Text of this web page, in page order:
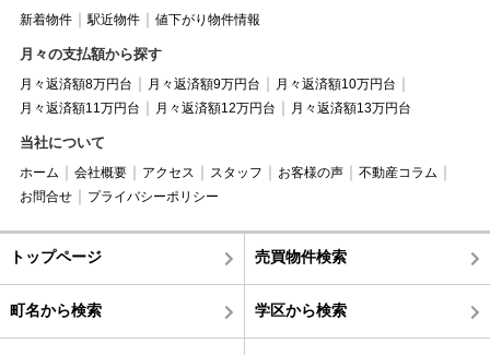
新着物件 駅近物件 値下がり物件情報
月々の支払額から探す
月々返済額8万円台 月々返済額9万円台
月々返済額10万円台
月々返済額11万円台
月々返済額12万円台 月々返済額13万円台
当社について
ホーム 会社概要 アクセス スタッフ お客様の声
不動産コラム
お問合せ
プライバシーポリシー
トップページ 売買物件検索
町名から検索 学区から検索